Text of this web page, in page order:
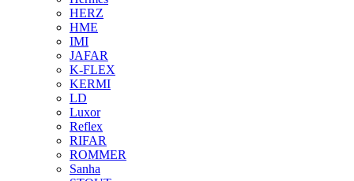
HERZ
HME
IMI
JAFAR
K-FLEX
KERMI
LD
Luxor
Reflex
RIFAR
ROMMER
Sanha